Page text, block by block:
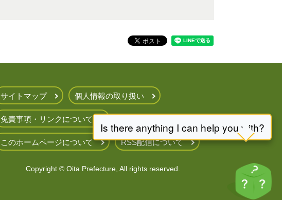
サイトマップ 個人情報の取り扱い
免責事項・リンクについて
このホームページについて RSS配信について
Copyright © Oita Prefecture, All rights reserved.